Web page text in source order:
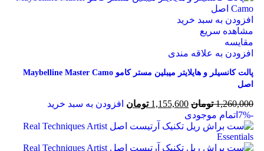
افزودن به سبد خرید
مشاهده سریع
مقایسه
افزودن به علاقه مندی
پالت کانسیلر و هایلایتر میبلین مستر کامو Maybelline Master Camo
اصل
1,260,000 تومان 1,155,600 تومان افزودن به سبد خرید
-7%
اتمام موجودی